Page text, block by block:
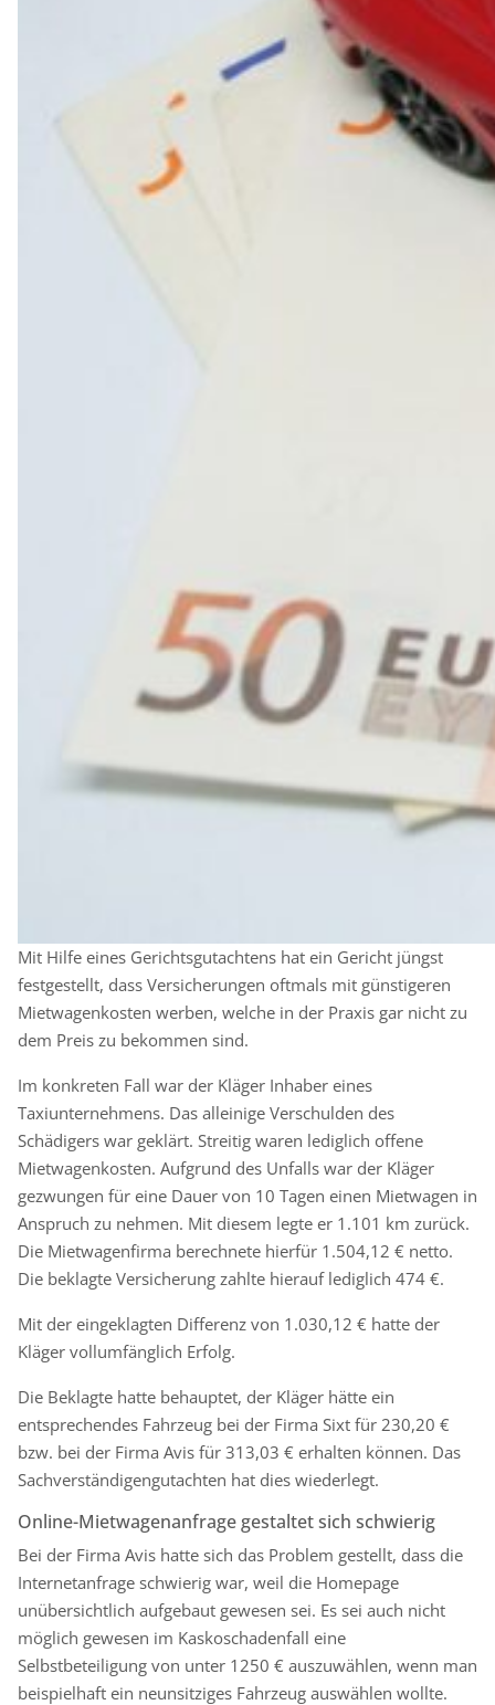
Mit Hilfe eines Gerichtsgutachtens hat ein Gericht jüngst
festgestellt, dass Versicherungen oftmals mit günstigeren
Mietwagenkosten werben, welche in der Praxis gar nicht zu
dem Preis zu bekommen sind.
Im konkreten Fall war der Kläger Inhaber eines
Taxiunternehmens. Das alleinige Verschulden des
Schädigers war geklärt. Streitig waren lediglich offene
Mietwagenkosten. Aufgrund des Unfalls war der Kläger
gezwungen für eine Dauer von 10 Tagen einen Mietwagen in
Anspruch zu nehmen. Mit diesem legte er 1.101 km zurück.
Die Mietwagenfirma berechnete hierfür 1.504,12 € netto.
Die beklagte Versicherung zahlte hierauf lediglich 474 €.
Mit der eingeklagten Differenz von 1.030,12 € hatte der
Kläger vollumfänglich Erfolg.
Die Beklagte hatte behauptet, der Kläger hätte ein
entsprechendes Fahrzeug bei der Firma Sixt für 230,20 €
bzw. bei der Firma Avis für 313,03 € erhalten können. Das
Sachverständigengutachten hat dies wiederlegt.
Online-Mietwagenanfrage gestaltet sich schwierig
Bei der Firma Avis hatte sich das Problem gestellt, dass die
Internetanfrage schwierig war, weil die Homepage
unübersichtlich aufgebaut gewesen sei. Es sei auch nicht
möglich gewesen im Kaskoschadenfall eine
Selbstbeteiligung von unter 1250 € auszuwählen, wenn man
beispielhaft ein neunsitziges Fahrzeug auswählen wollte.